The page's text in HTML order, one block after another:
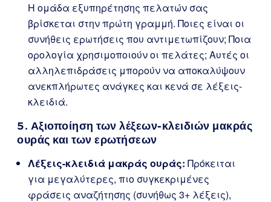
Η ομάδα εξυπηρέτησης πελατών σας
βρίσκεται στην πρώτη γραμμή. Ποιες είναι οι
συνήθεις ερωτήσεις που αντιμετωπίζουν; Ποια
ορολογία χρησιμοποιούν οι πελάτες; Αυτές οι
αλληλεπιδράσεις μπορούν να αποκαλύψουν
ανεκπλήρωτες ανάγκες και κενά σε λέξεις-
κλειδιά.
5. Αξιοποίηση των λέξεων-κλειδιών μακράς
ουράς και των ερωτήσεων
Λέξεις-κλειδιά μακράς ουράς: Πρόκειται
για μεγαλύτερες, πιο συγκεκριμένες
φράσεις αναζήτησης (συνήθως 3+ λέξεις),